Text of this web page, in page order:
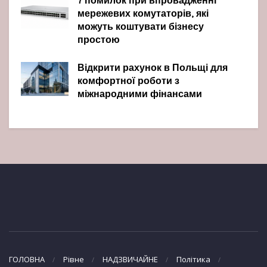
мережевих комутаторів, які
можуть коштувати бізнесу
простою
Відкрити рахунок в Польщі для
комфортної роботи з
міжнародними фінансами
ГОЛОВНА Рівне НАДЗВИЧАЙНЕ
Політика